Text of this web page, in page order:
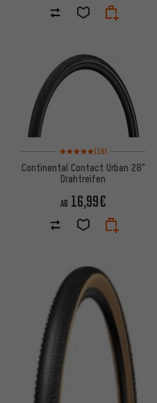
Bewertungen: 5 von 5
(16)
Continental Contact Urban 28"
Drahtreifen
AB 16,99€